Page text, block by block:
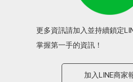
更多資訊請加入並持續鎖定
掌握第一手的資訊！
加入LINE商家